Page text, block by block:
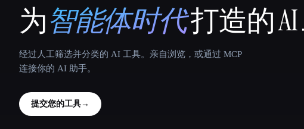
That AI Collection
为智能体时代打造的 AI
经过人工筛选并分类的 AI 工具。亲自浏览，或通过 MCP
连接你的 AI 助手。
提交您的工具→